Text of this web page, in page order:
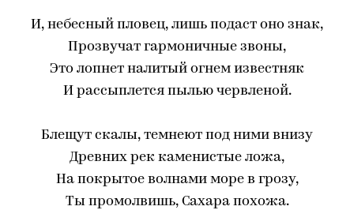
И, небесный пловец, лишь подаст оно знак,
Прозвучат гармоничные звоны,
Это лопнет налитый огнем известняк
И рассыплется пылью червленой.
Блещут скалы, темнеют под ними внизу
Древних рек каменистые ложа,
На покрытое волнами море в грозу,
Ты промолвишь, Сахара похожа.